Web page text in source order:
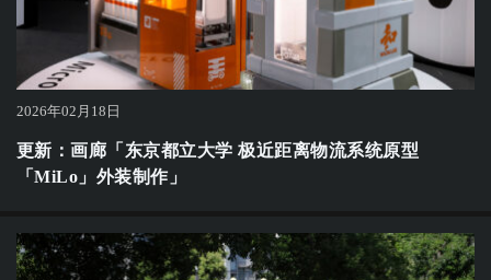
2026年02月18日
更新：画廊「东京都立大学 极近距离物流系统原型
「MiLo」外装制作」